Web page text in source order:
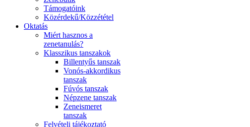
Támogatóink
Közérdekű/Közzététel
Oktatás
Miért hasznos a
zenetanulás?
Klasszikus tanszakok
Billentyűs tanszak
Vonós-akkordikus
tanszak
Fúvós tanszak
Népzene tanszak
Zeneismeret
tanszak
Felvételi tájékoztató